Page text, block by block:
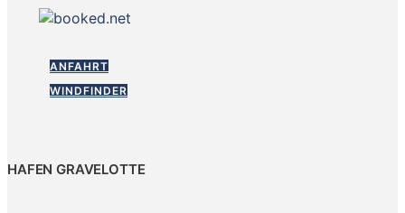
ANFAHRT
WINDFINDER
HAFEN GRAVELOTTE